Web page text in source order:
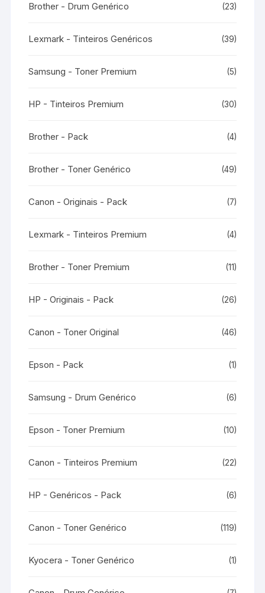
Brother - Drum Genérico (23)
Lexmark - Tinteiros Genéricos (39)
Samsung - Toner Premium (5)
HP - Tinteiros Premium (30)
Brother - Pack (4)
Brother - Toner Genérico (49)
Canon - Originais - Pack (7)
Lexmark - Tinteiros Premium (4)
Brother - Toner Premium (11)
HP - Originais - Pack (26)
Canon - Toner Original (46)
Epson - Pack (1)
Samsung - Drum Genérico (6)
Epson - Toner Premium (10)
Canon - Tinteiros Premium (22)
HP - Genéricos - Pack (6)
Canon - Toner Genérico (119)
Kyocera - Toner Genérico (1)